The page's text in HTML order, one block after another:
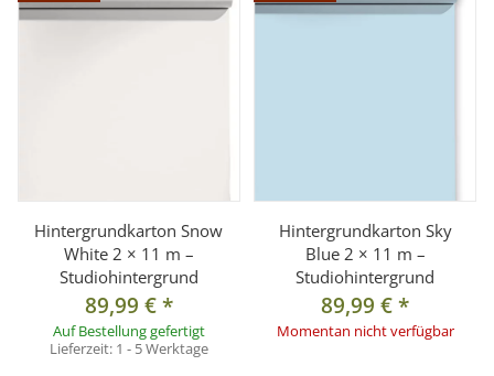
Hintergrundkarton Snow
White 2 × 11 m –
Studiohintergrund
89,99 €*
Auf Bestellung gefertigt
Lieferzeit: 1 - 5 Werktage
Hintergrundkarton Sky
Blue 2 × 11 m –
Studiohintergrund
89,99 €*
Momentan nicht verfügbar